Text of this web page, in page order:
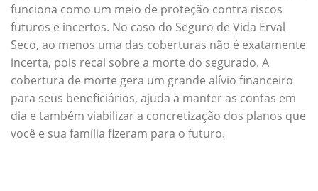
funciona como um meio de proteção contra riscos
futuros e incertos. No caso do Seguro de Vida Erval
Seco, ao menos uma das coberturas não é exatamente
incerta, pois recai sobre a morte do segurado. A
cobertura de morte gera um grande alívio financeiro
para seus beneficiários, ajuda a manter as contas em
dia e também viabilizar a concretização dos planos que
você e sua família fizeram para o futuro.